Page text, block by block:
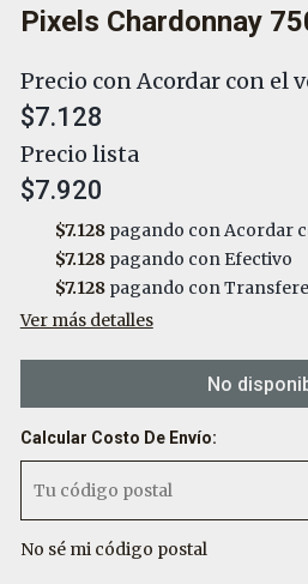
Pixels Chardonnay
Precio con Acordar con el
$7.128
Precio lista
$7.920
$7.128pagando con Acordar
$7.128pagando con Efectivo
$7.128pagando con
Ver más detalles
No
Calcular Costo De Envío:
No sé mi código postal